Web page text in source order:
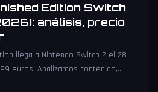
Edition Switch
análisis, precio
llega a Nintendo Switch 2 el 28
euros. Analizamos contenido,